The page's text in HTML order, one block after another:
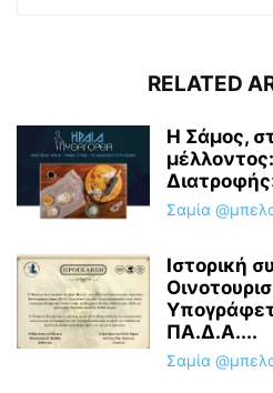
RELATED
Η Σάμος,
Σαμία
Ιστορική
ΠΑ.Δ.Α....
Σαμία